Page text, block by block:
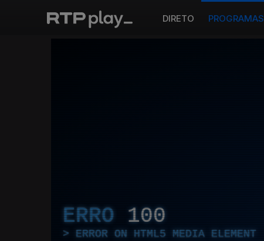
DIRETO PROGRAMAS
ERRO 100
ERROR ON HTML5 MEDIA ELEMENT